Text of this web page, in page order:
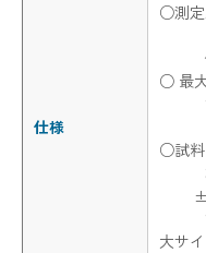
仕様
○測
コ
位
○ 最
○試料
164
大サイ